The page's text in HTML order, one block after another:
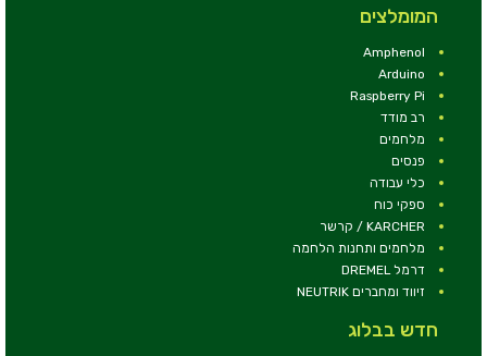
המומלצים
Amphenol
Arduino
Raspberry Pi
רב מודד
מלחמים
פנסים
כלי עבודה
ספקי כוח
KARCHER / קרשר
מלחמים ותחנות הלחמה
דרמל DREMEL
זיווד ומחברים NEUTRIK
חדש בבלוג